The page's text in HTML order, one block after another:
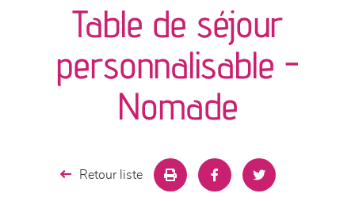
meubles de complément
chambres et dressing
Table de séjour
personnalisable -
Nomade
Retour liste